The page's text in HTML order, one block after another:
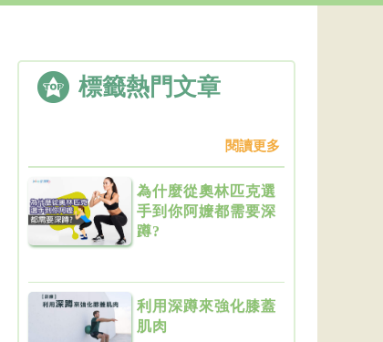
標籤熱門文章
閱讀更多
為什麼從奧林匹克選
手到你阿嬤都需要深
蹲?
利用深蹲來強化膝蓋
肌肉